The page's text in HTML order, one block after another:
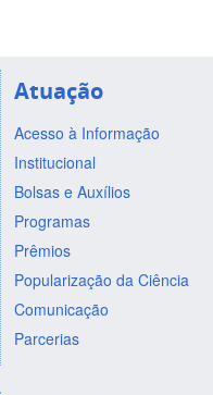
Atuação
Acesso à Informação
Institucional
Bolsas e Auxílios
Programas
Prêmios
Popularização da Ciência
Comunicação
Parcerias